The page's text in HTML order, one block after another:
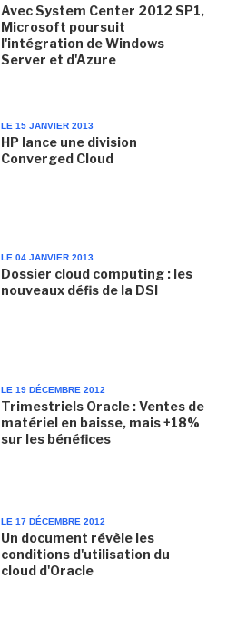
Avec System Center 2012 SP1,
Microsoft poursuit
l'intégration de Windows
Server et d'Azure
LE 15 JANVIER 2013
HP lance une division
Converged Cloud
LE 04 JANVIER 2013
Dossier cloud computing : les
nouveaux défis de la DSI
LE 19 DÉCEMBRE 2012
Trimestriels Oracle : Ventes de
matériel en baisse, mais +18%
sur les bénéfices
LE 17 DÉCEMBRE 2012
Un document révèle les
conditions d'utilisation du
cloud d'Oracle